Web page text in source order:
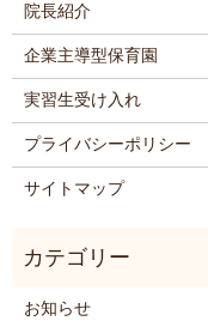
院長紹介
企業主導型保育園
実習生受け入れ
プライバシーポリシー
サイトマップ
お知らせ